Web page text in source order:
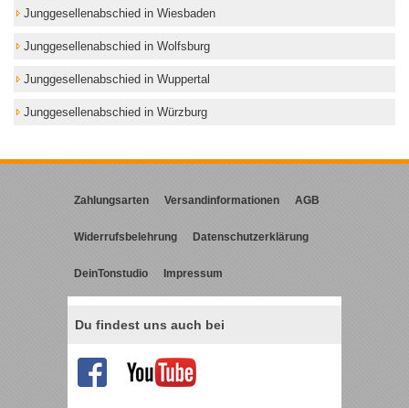
Junggesellenabschied in Wiesbaden
Junggesellenabschied in Wolfsburg
Junggesellenabschied in Wuppertal
Junggesellenabschied in Würzburg
Zahlungsarten Versandinformationen AGB
Widerrufsbelehrung Datenschutzerklärung
DeinTonstudio Impressum
Du findest uns auch bei